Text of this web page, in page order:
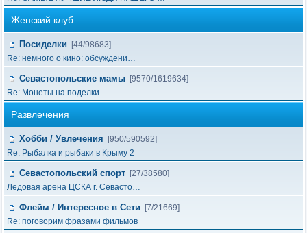
Женский клуб
Посиделки
[44/98683]
Re: немного о кино: обсуждени…
Севастопольские мамы [9570/1619634]
Re: Монеты на поделки
Развлечения
Хобби / Увлечения
[950/590592]
Re: Рыбалка и рыбаки в Крыму 2
Севастопольский спорт [27/38580]
Ледовая арена ЦСКА г. Севасто…
Флейм / Интересное в Cети
[7/21669]
Re: поговорим фразами фильмов